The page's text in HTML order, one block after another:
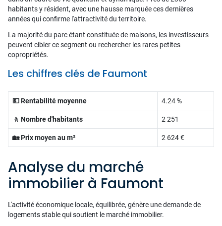
habitants y résident, avec une hausse marquée ces dernières
années qui confirme l'attractivité du territoire.
La majorité du parc étant constituée de maisons, les investisseurs
peuvent cibler ce segment ou rechercher les rares petites
copropriétés.
Les chiffres clés de Faumont
💵 Rentabilité moyenne 4.24 %
🚶 Nombre d'habitants 2 251
🏡 Prix moyen au m² 2 624 €
Analyse du marché
immobilier à Faumont
L'activité économique locale, équilibrée, génère une demande de
logements stable qui soutient le marché immobilier.